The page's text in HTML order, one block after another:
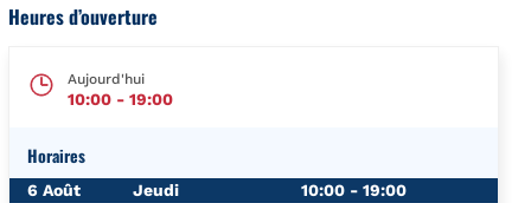
Heures d’ouverture
Aujourd'hui
10:00 - 19:00
Horaires
Jour de la SemaineHoraires
6 Août Jeudi 10:00 - 19:00